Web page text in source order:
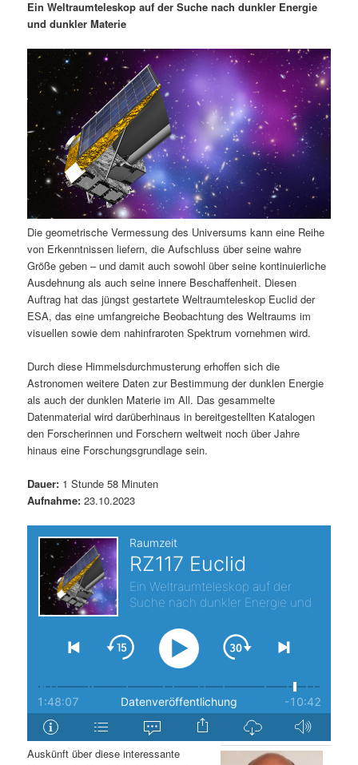
m
ä
r
e
n
n
h
a
l
t
s
p
i
n
g
e
u
n
d
ä
r
n
I
n
h
a
l
t
p
r
i
n
n
s
n
a
v
g
t
Ein Weltraumteleskop auf der Suche nach dunkler Energie
und dunkler Materie
Die geometrische Vermessung des Universums kann eine Reihe
von Erkenntnissen liefern, die Aufschluss über seine wahre
Größe geben – und damit auch sowohl über seine kontinuierliche
Ausdehnung als auch seine innere Beschaffenheit. Diesen
Auftrag hat das jüngst gestartete Weltraumteleskop Euclid der
ESA, das eine umfangreiche Beobachtung des Weltraums im
visuellen sowie dem nahinfraroten Spektrum vornehmen wird.
Durch diese Himmelsdurchmusterung erhoffen sich die
Astronomen weitere Daten zur Bestimmung der dunklen Energie
als auch der dunklen Materie im All. Das gesammelte
Datenmaterial wird darüberhinaus in bereitgestellten Katalogen
den Forscherinnen und Forschern weltweit noch über Jahre
hinaus eine Forschungsgrundlage sein.
Dauer: 1 Stunde 58 Minuten
Aufnahme: 23.10.2023
Auskünft über diese interessante